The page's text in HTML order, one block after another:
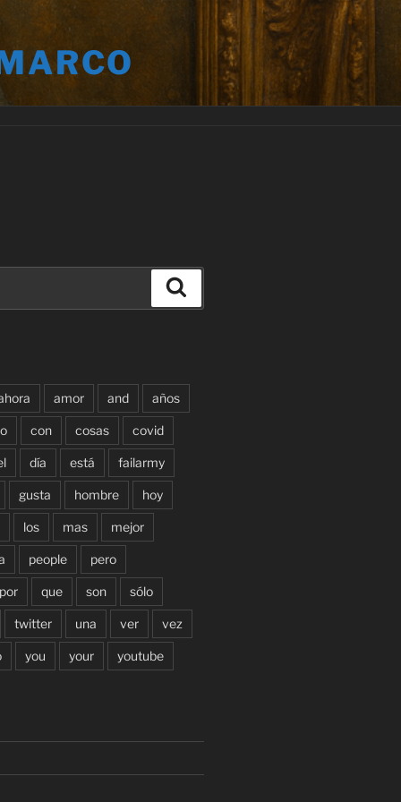
amor and años
con cosas covid
día está failarmy
gusta hombre hoy
los mas mejor
people pero
que son sólo
twitter una ver vez
you your youtube